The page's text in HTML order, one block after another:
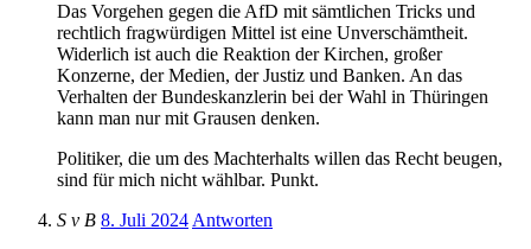
Das Vorgehen gegen die AfD mit sämtlichen Tricks und
rechtlich fragwürdigen Mittel ist eine Unverschämtheit.
Widerlich ist auch die Reaktion der Kirchen, großer
Konzerne, der Medien, der Justiz und Banken. An das
Verhalten der Bundeskanzlerin bei der Wahl in Thüringen
kann man nur mit Grausen denken.
Politiker, die um des Machterhalts willen das Recht beugen,
sind für mich nicht wählbar. Punkt.
S v B 8. Juli 2024Antworten